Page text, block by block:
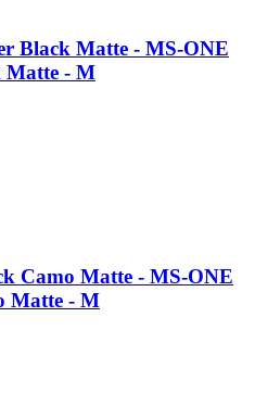
Black Matte - MS-ONE
Matte - M
Camo Matte - MS-ONE
Matte - M